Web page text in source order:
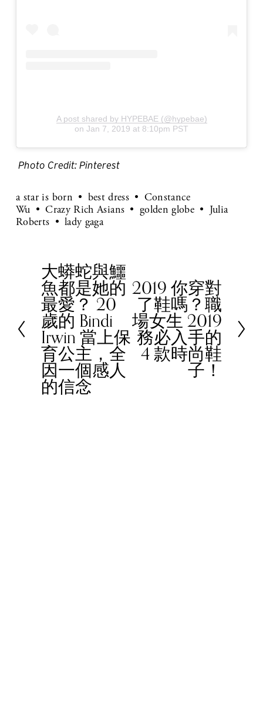
A post shared by HYPEBAE (@hypebae)
on Jan 7, 2019 at 8:10pm PST
Photo Credit: Pinterest
a star is born best dress
Constance
Wu
Crazy Rich Asians golden globe
Julia
Roberts
lady gaga
P
r
e
v
i
o
u
s
大蟒蛇與鱷
魚都是她的
最愛？ 20
歲的 Bindi
Irwin 當上保
育公主，全
因一個感人
的信念
N
x
2019 你穿對
了鞋嗎？職
場女生 2019
務必入手的
4 款時尚鞋
子！